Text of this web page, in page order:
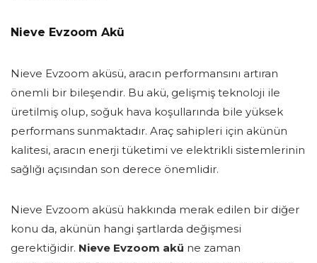
Nieve Evzoom Akü
Nieve Evzoom aküsü, aracın performansını artıran
önemli bir bileşendir. Bu akü, gelişmiş teknoloji ile
üretilmiş olup, soğuk hava koşullarında bile yüksek
performans sunmaktadır. Araç sahipleri için akünün
kalitesi, aracın enerji tüketimi ve elektrikli sistemlerinin
sağlığı açısından son derece önemlidir.
Nieve Evzoom aküsü hakkında merak edilen bir diğer
konu da, akünün hangi şartlarda değişmesi
gerektiğidir. Nieve Evzoom akü ne zaman